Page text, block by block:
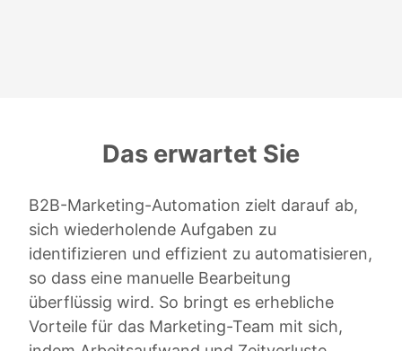
Das erwartet Sie
B2B-Marketing-Automation zielt darauf ab,
sich wiederholende Aufgaben zu
identifizieren und effizient zu automatisieren,
so dass eine manuelle Bearbeitung
überflüssig wird. So bringt es erhebliche
Vorteile für das Marketing-Team mit sich,